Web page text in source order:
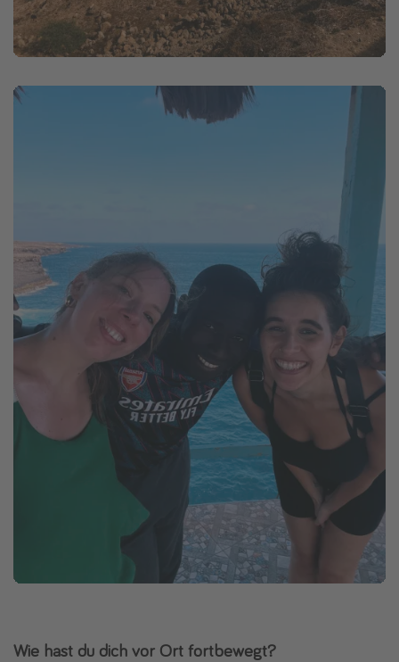
Wie hast du dich vor Ort fortbewegt?